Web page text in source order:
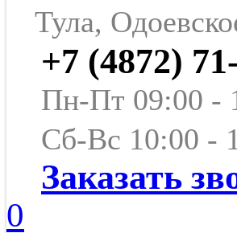
Тула,
+7 (4872)
Пн-Пт 09:00 -
Сб-Вс 10:00 -
Заказать
0